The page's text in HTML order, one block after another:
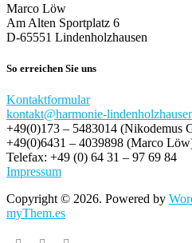
Marco Löw
Am Alten Sportplatz 6
D-65551 Lindenholzhausen
So erreichen Sie uns
Kontaktformular
kontakt@harmonie-
+49(0)173 – 5483014 (Nikodemus
+49(0)6431 – 4039898 (Marco
Telefax: +49 (0) 64 31 – 97 69 84
Impressum
Copyright © 2026. Powered by
myThem.es